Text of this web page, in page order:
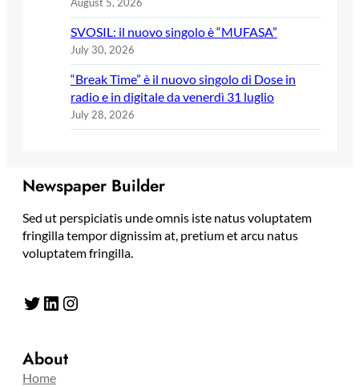
SVOSIL: il nuovo singolo è “MUFASA”
July 30, 2026
“Break Time” è il nuovo singolo di Dose in
radio e in digitale da venerdì 31 luglio
July 28, 2026
Newspaper Builder
Sed ut perspiciatis unde omnis iste natus voluptatem
fringilla tempor dignissim at, pretium et arcu natus
voluptatem fringilla.
Twitter LinkedIn Instagram
About
Home